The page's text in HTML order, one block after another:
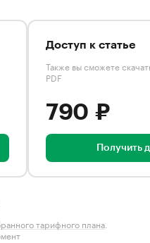
Доступ к статье
Также вы сможете
PDF
790 ₽
Получить
тарифного плана.